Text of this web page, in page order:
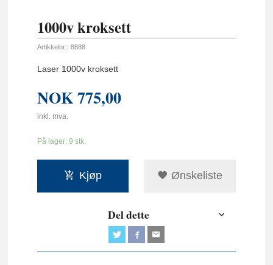
1000v kroksett
Artikkelnr.: 8888
Laser 1000v kroksett
NOK775,00
inkl. mva.
På lager: 9 stk.
Kjøp Ønskeliste
Del dette